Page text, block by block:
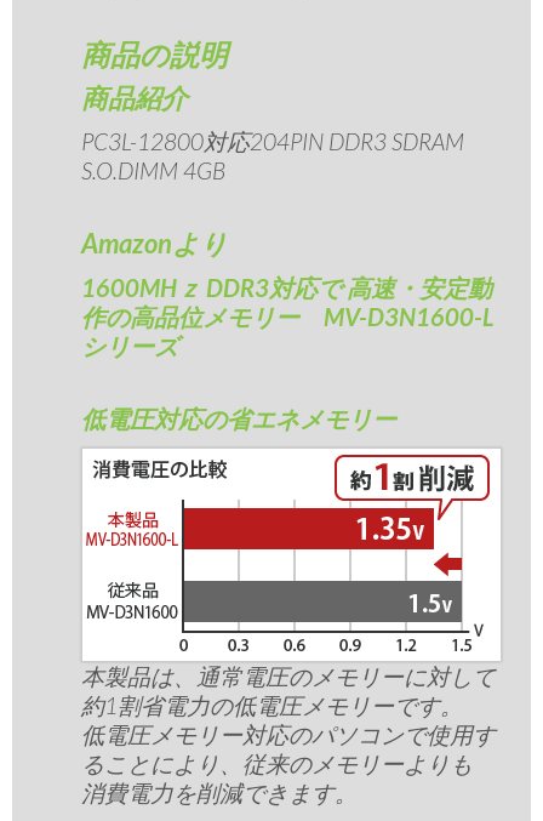
商品の説明
商品紹介
PC3L-12800対応204PIN DDR3 SDRAM
S.O.DIMM 4GB
Amazonより
1600MHｚ DDR3対応で 高速・安定動
作の高品位メモリー MV-D3N1600-L
シリーズ
低電圧対応の省エネメモリー
本製品は、通常電圧のメモリーに対して
約1割省電力の低電圧メモリーです。
低電圧メモリー対応のパソコンで使用す
ることにより、従来のメモリーよりも
消費電力を削減できます。